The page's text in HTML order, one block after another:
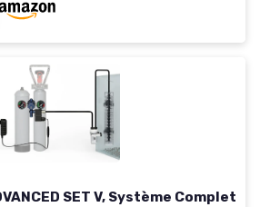
SET V, Système Complet